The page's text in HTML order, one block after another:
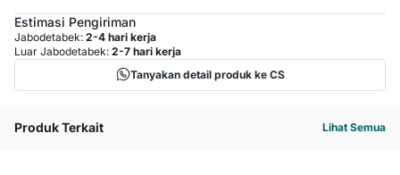
Estimasi Pengiriman
Jabodetabek: 2-4 hari kerja
Luar Jabodetabek: 2-7 hari kerja
Tanyakan detail produk ke CS
Produk Terkait Lihat Semua